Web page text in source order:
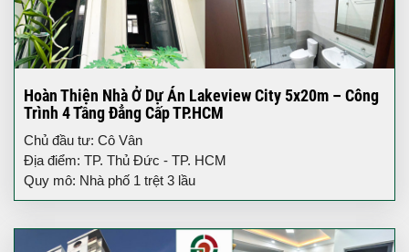
Hoàn Thiện Nhà Ở Dự Án Lakeview City 5x20m – Công
Trình 4 Tầng Đẳng Cấp TP.HCM
Chủ đầu tư: Cô Vân
Địa điểm: TP. Thủ Đức - TP. HCM
Quy mô: Nhà phố 1 trệt 3 lầu